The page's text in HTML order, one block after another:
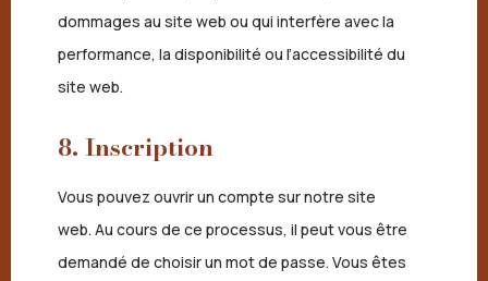
dommages au site web ou qui interfère avec la
performance, la disponibilité ou l’accessibilité du
site web.
8. Inscription
Vous pouvez ouvrir un compte sur notre site
web. Au cours de ce processus, il peut vous être
demandé de choisir un mot de passe. Vous êtes